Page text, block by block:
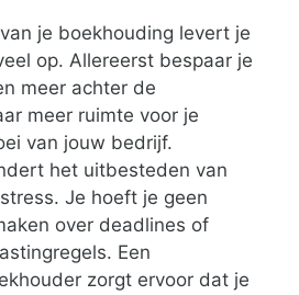
je boekhouding levert je
op. Allereerst bespaar je
meer achter de
meer ruimte voor je
van jouw bedrijf.
het uitbesteden van
Je hoeft je geen
over deadlines of
Een
zorgt ervoor dat je